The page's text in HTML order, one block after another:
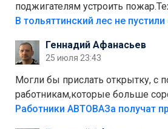
поджигателям устроить
костры,тех надо безбожно
Штрафы мизерные.
Геннадий Афанасьев
25 июля 23:43
Могли бы прислать открытку, с
работникам,которые больше
на предприятии.
Работники АВТОВАЗа получат